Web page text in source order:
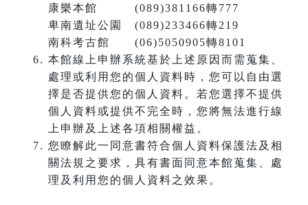
康樂本館 (089)381166轉777
卑南遺址公園 (089)233466轉219
南科考古館 (06)5050905轉8101
本館線上申辦系統基於上述原因而需蒐集、
處理或利用您的個人資料時，您可以自由選
擇是否提供您的個人資料。若您選擇不提供
個人資料或提供不完全時，您將無法進行線
上申辦及上述各項相關權益。
您瞭解此一同意書符合個人資料保護法及相
關法規之要求，具有書面同意本館蒐集、處
理及利用您的個人資料之效果。